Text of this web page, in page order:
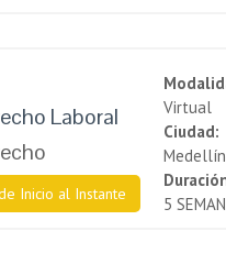
Laboral
Inicio al Instante
Virtual
Ciudad:
5